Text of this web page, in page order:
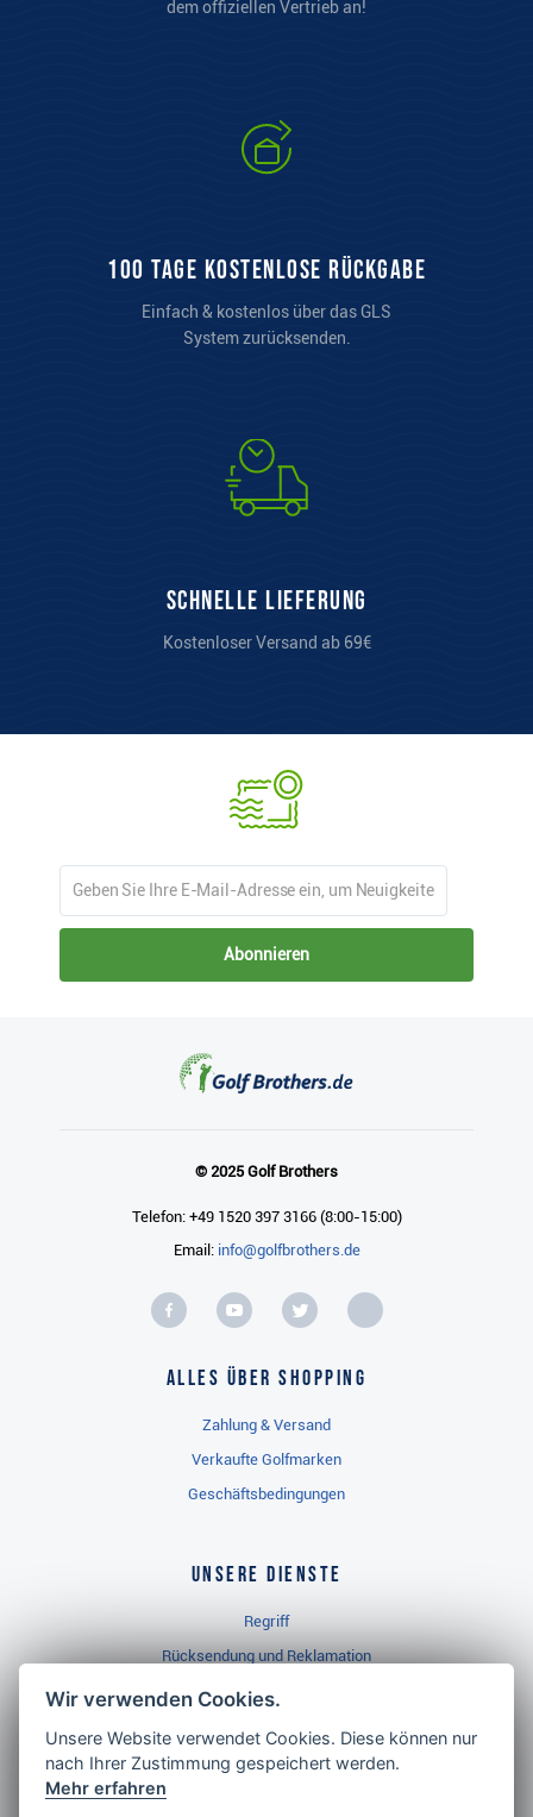
dem offiziellen Vertrieb an!
100 Tage kostenlose Rückgabe
Einfach & kostenlos über das GLS
System zurücksenden.
Schnelle Lieferung
Kostenloser Versand ab 69€
Abonnieren
© 2025 Golf Brothers
Telefon: +49 1520 397 3166 (8:00-15:00)
Email: info@golfbrothers.de
Alles über Shopping
Zahlung & Versand
Verkaufte Golfmarken
Geschäftsbedingungen
Unsere Dienste
Regriff
Rücksendung und Reklamation
Widerrufsbelehrung
Golf Brothers.de
Wir verwenden Cookies.
Unsere Website verwendet Cookies. Diese können nur
nach Ihrer Zustimmung gespeichert werden.
Mehr erfahren